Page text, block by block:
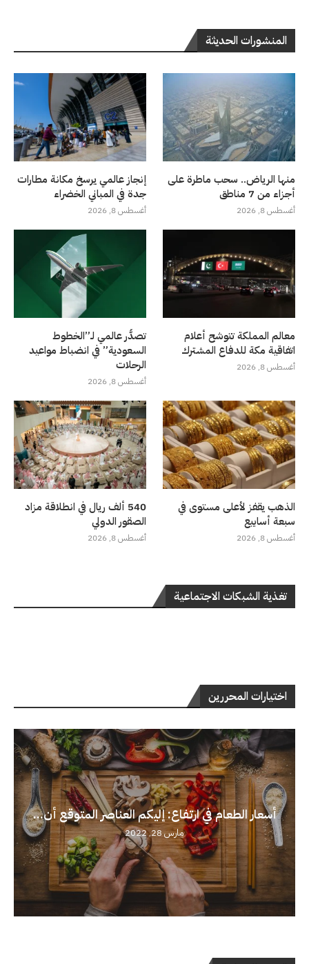
المنشورات الحديثة
منها الرياض.. سحب ماطرة على
أجزاء من 7 مناطق
أغسطس 8, 2026
إنجاز عالمي يرسخ مكانة مطارات
جدة في المباني الخضراء
أغسطس 8, 2026
معالم المملكة تتوشح أعلام
اتفاقية مكة للدفاع المشترك
أغسطس 8, 2026
تصدُّر عالمي لـ”الخطوط
السعودية” في انضباط مواعيد
الرحلات
أغسطس 8, 2026
الذهب يقفز لأعلى مستوى في
سبعة أسابيع
أغسطس 8, 2026
540 ألف ريال في انطلاقة مزاد
الصقور الدولي
أغسطس 8, 2026
تغذية الشبكات الاجتماعية
اختيارات المحررين
أسعار الطعام في ارتفاع: إليكم العناصر المتوقع أن...
مارس 28, 2022